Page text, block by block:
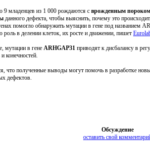
9 младенцев из 1 000 рождаются с врожденным пороком
данного дефекта, чтобы выяснить, почему это
помогло обнаружить мутации в гене под названием
в делении клеток, их росте и движении, пишет
мутации в гене ARHGAP31 приводят к дисбалансу в
конечностей.
что полученные выводы могут помочь в разработке
дефектов.
Обсуждение
оставить свой